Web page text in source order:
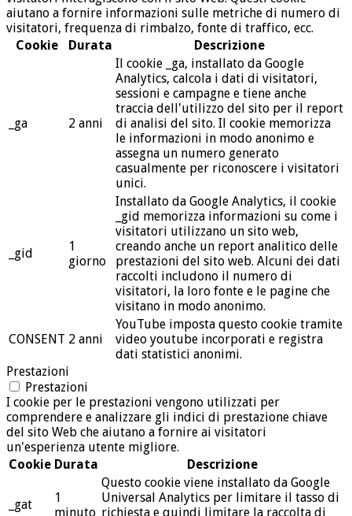
aiutano a fornire informazioni sulle metriche di numero di
visitatori, frequenza di rimbalzo, fonte di traffico, ecc.
Cookie
Durata Descrizione
_ga 2 anni
Il cookie _ga, installato da Google
Analytics, calcola i dati di visitatori,
sessioni e campagne e tiene anche
traccia dell'utilizzo del sito per il report
di analisi del sito. Il cookie memorizza
le informazioni in modo anonimo e
assegna un numero generato
casualmente per riconoscere i visitatori
unici.
_gid
1
giorno
Installato da Google Analytics, il cookie
_gid memorizza informazioni su come i
visitatori utilizzano un sito web,
creando anche un report analitico delle
prestazioni del sito web. Alcuni dei dati
raccolti includono il numero di
visitatori, la loro fonte e le pagine che
visitano in modo anonimo.
CONSENT 2 anni
YouTube imposta questo cookie tramite
video youtube incorporati e registra
dati statistici anonimi.
Prestazioni
Prestazioni
I cookie per le prestazioni vengono utilizzati per
comprendere e analizzare gli indici di prestazione chiave
del sito Web che aiutano a fornire ai visitatori
un'esperienza utente migliore.
Cookie Durata Descrizione
_gat
1
minuto
Questo cookie viene installato da Google
Universal Analytics per limitare il tasso di
richiesta e quindi limitare la raccolta di